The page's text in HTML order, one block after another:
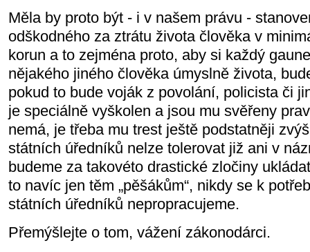
Měla by proto být - i v našem právu -
odškodného za ztrátu života člověka v
korun a to zejména proto, aby si každý
nějakého jiného člověka úmyslně života,
pokud to bude voják z povolání, policista či
je speciálně vyškolen a jsou mu svěřeny
nemá, je třeba mu trest ještě podstatněji
státních úředníků nelze tolerovat již ani v
budeme za takovéto drastické zločiny
to navíc jen těm „pěšákům“, nikdy se k
státních úředníků nepropracujeme.
Přemýšlejte o tom, vážení zákonodárci.